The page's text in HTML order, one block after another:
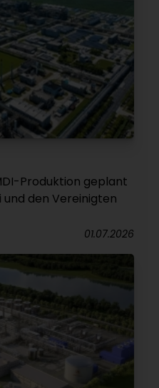
Produktion geplant
und den Vereinigten
01.07.2026